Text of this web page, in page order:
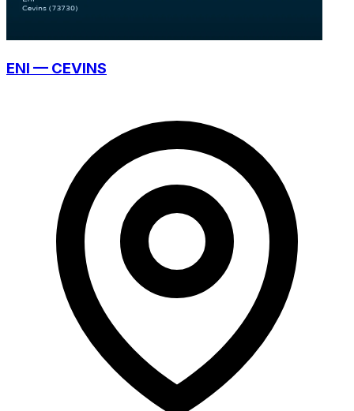
ENI — CEVINS